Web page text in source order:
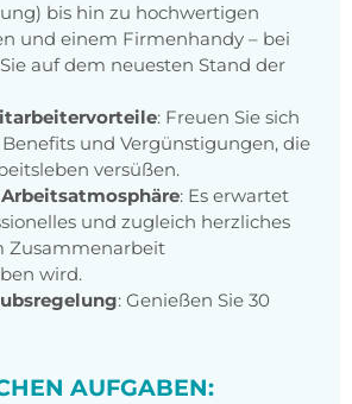
bis hin zu hochwertigen
und einem Firmenhandy – bei
auf dem neuesten Stand der
: Freuen Sie sich
und Vergünstigungen, die
versüßen.
: Es erwartet
und zugleich herzliches
Zusammenarbeit
wird.
: Genießen Sie 30
AUFGABEN: